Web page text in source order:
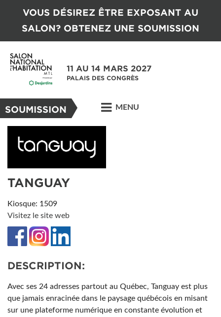
VOUS DÉSIREZ ÊTRE EXPOSANT AU
SALON? OBTENEZ UNE SOUMISSION
11 AU 14 MARS 2027
PALAIS DES CONGRÈS
SOUMISSION MENU
TANGUAY
Kiosque: 1509
Visitez le site web
DESCRIPTION:
Avec ses 24 adresses partout au Québec, Tanguay est plus
que jamais enracinée dans le paysage québécois en misant
sur une plateforme numérique en constante évolution et